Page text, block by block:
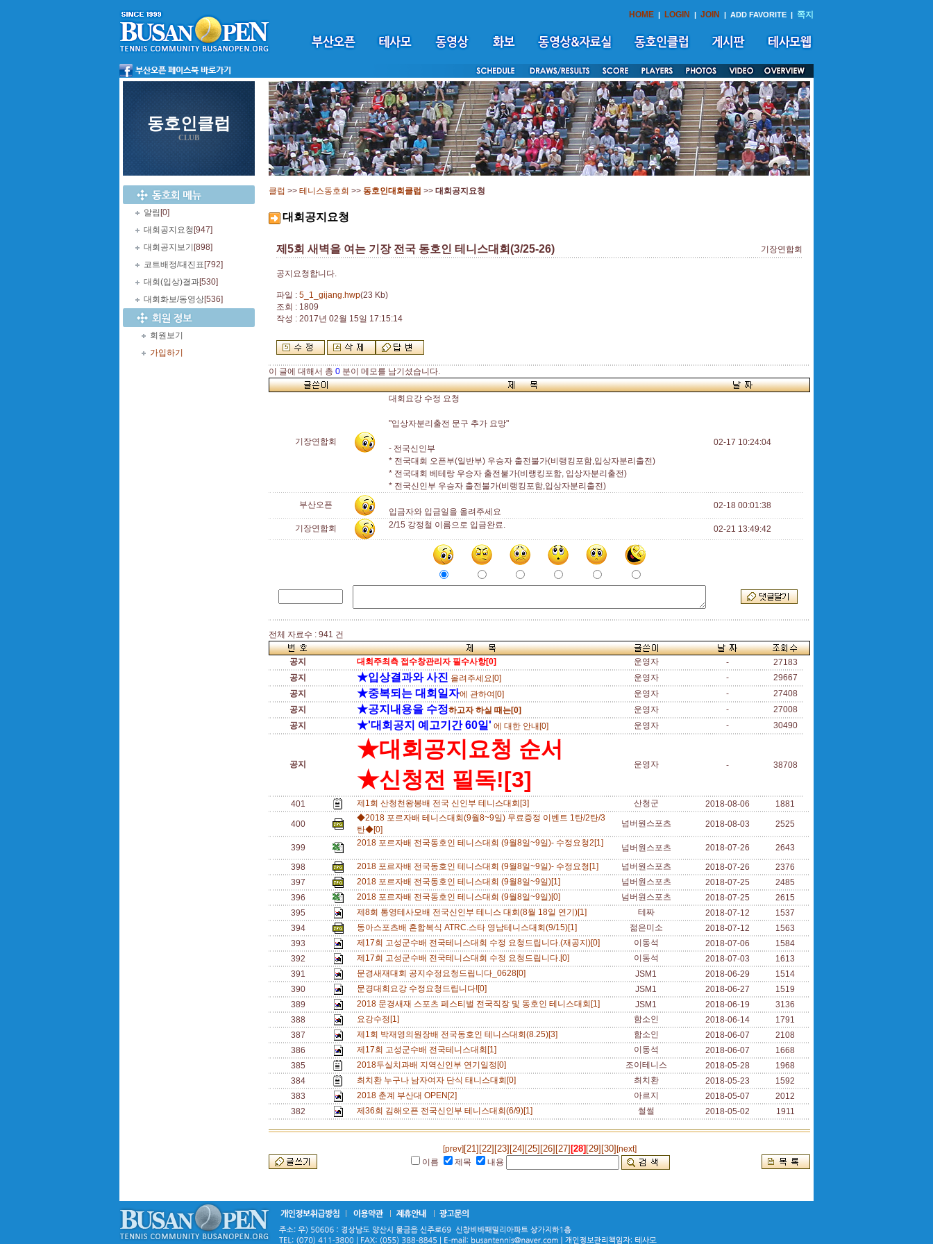
HOME | LOGIN | JOIN | ADD FAVORITE | 쪽지
동호인클럽
CLUB
알림 [0]
대회공지요청 [947]
대회공지보기 [898]
코트배정/대진표 [792]
대회(입상)결과[530]
대회화보/동영상[536]
회원보기
가입하기
클럽 >> 테니스동호회 >> 동호인대회클럽 >> 대회공지요청
대회공지요청
제5회 새벽을 여는 기장 전국 동호인 테니스대회(3/25-26) 기장연합회
공지요청합니다.
파일 : 5_1_gijang.hwp(23 Kb)
조회 : 1809
작성 : 2017년 02월 15일 17:15:14
이 글에 대해서 총 0 분이 메모를 남기셨습니다.
기장연합회
대회요강 수정 요청
"입상자분리출전 문구 추가 요망"
- 전국신인부
* 전국대회 오픈부(일반부) 우승자 출전불가(비랭킹포함,입상자분리출전)
* 전국대회 베테랑 우승자 출전불가(비랭킹포함, 입상자분리출전)
* 전국신인부 우승자 출전불가(비랭킹포함,입상자분리출전)
02-17 10:24:04
부산오픈
입금자와 입금일을 올려주세요
02-18 00:01:38
기장연합회 2/15 강정철 이름으로 입금완료. 02-21 13:49:42
전체 자료수 : 941 건
공지 대회주최측 접수창관리자 필수사항[0] 운영자 -
27183
공지
★입상결과와 사진 올려주세요[0] 운영자 -
29667
공지
★중복되는 대회일자에 관하여[0] 운영자 -
27408
공지
★공지내용을 수정하고자 하실 때는[0] 운영자 -
27008
공지
★'대회공지 예고기간 60일' 에 대한 안내[0] 운영자 - 30490
공지
★대회공지요청 순서
★신청전 필독![3]
운영자 - 38708
401 제1회 산청천왕봉배 전국 신인부 테니스대회[3] 산청군 2018-08-06 1881
400
◆2018 포르자배 테니스대회(9월8~9일) 무료증정 이벤트 1탄/2탄/3
탄◆[0]
넘버원스포츠 2018-08-03 2525
399 2018 포르자배 전국동호인 테니스대회 (9월8일~9일)- 수정요청2[1] 넘버원스포츠 2018-07-26
2643
398
2018 포르자배 전국동호인 테니스대회 (9월8일~9일)- 수정요청[1] 넘버원스포츠 2018-07-26
2376
397
2018 포르자배 전국동호인 테니스대회 (9월8일~9일)[1] 넘버원스포츠 2018-07-25
2485
396
2018 포르자배 전국동호인 테니스대회 (9월8일~9일)[0] 넘버원스포츠 2018-07-25
2615
395
제8회 통영테사모배 전국신인부 테니스 대회(8월 18일 연기)[1] 테짜 2018-07-12
1537
394
동아스포츠배 혼합복식 ATRC.스타 영남테니스대회(9/15)[1] 젊은미소 2018-07-12
1563
393
제17회 고성군수배 전국테니스대회 수정 요청드립니다.(재공지)[0] 이동석 2018-07-06
1584
392
제17회 고성군수배 전국테니스대회 수정 요청드립니다.[0] 이동석 2018-07-03
1613
391
문경새재대회 공지수정요청드립니다_0628[0] JSM1 2018-06-29
1514
390
문경대회요강 수정요청드립니다![0] JSM1 2018-06-27
1519
389
2018 문경새재 스포츠 페스티벌 전국직장 및 동호인 테니스대회[1] JSM1 2018-06-19
3136
388
요강수정[1] 함소인 2018-06-14
1791
387
제1회 박재영의원장배 전국동호인 테니스대회(8.25)[3] 함소인 2018-06-07
2108
386
제17회 고성군수배 전국테니스대회[1] 이동석 2018-06-07
1668
385
2018두실치과배 지역신인부 연기일정[0] 조이테니스 2018-05-28
1968
384
최치환 누구나 남자여자 단식 태니스대회[0] 최치환 2018-05-23
1592
383
2018 춘계 부산대 OPEN[2] 아르지 2018-05-07
2012
382
제36회 김해오픈 전국신인부 테니스대회(6/9)[1] 썰썰 2018-05-02 1911
[prev][21] [22] [23] [24] [25] [26] [27] [28] [29] [30] [next]
이름
제목 내용